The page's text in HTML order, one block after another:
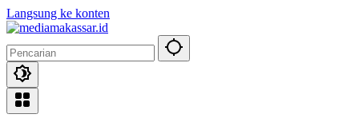
Langsung ke konten